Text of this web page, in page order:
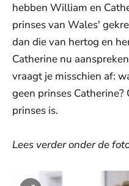
hebben William en
prinses van Wales'
dan die van hertog en
Catherine nu
vraagt je misschien af:
geen prinses
prinses is.
Lees verder onder de